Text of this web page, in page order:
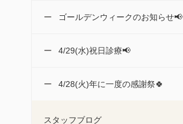
ゴールデンウィークのお知らせ📢
4/29(水)祝日診療📢
4/28(火)年に一度の感謝祭🍀
スタッフブログ